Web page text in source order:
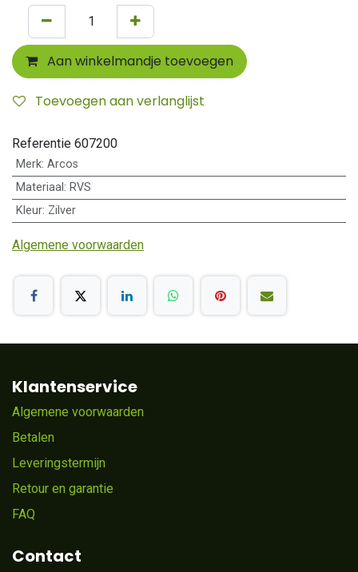
Aan winkelmandje toevoegen
Toevoegen aan verlanglijst
Referentie 607200
Merk: Arcos
Materiaal : RVS
Kleur: Zilver
Algemene voorwaarden
Klantenservice
Algemene voorwaarden
Betalen
Leveringstermijn
Retour en garantie
FAQ
Contact